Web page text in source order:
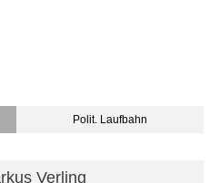
Polit. Laufbahn
Verling